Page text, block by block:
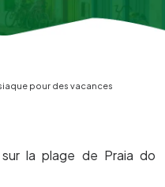
pour des vacances